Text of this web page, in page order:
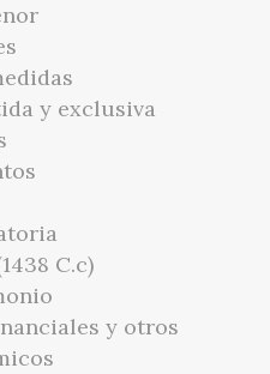
y exclusiva
C.c)
y otros